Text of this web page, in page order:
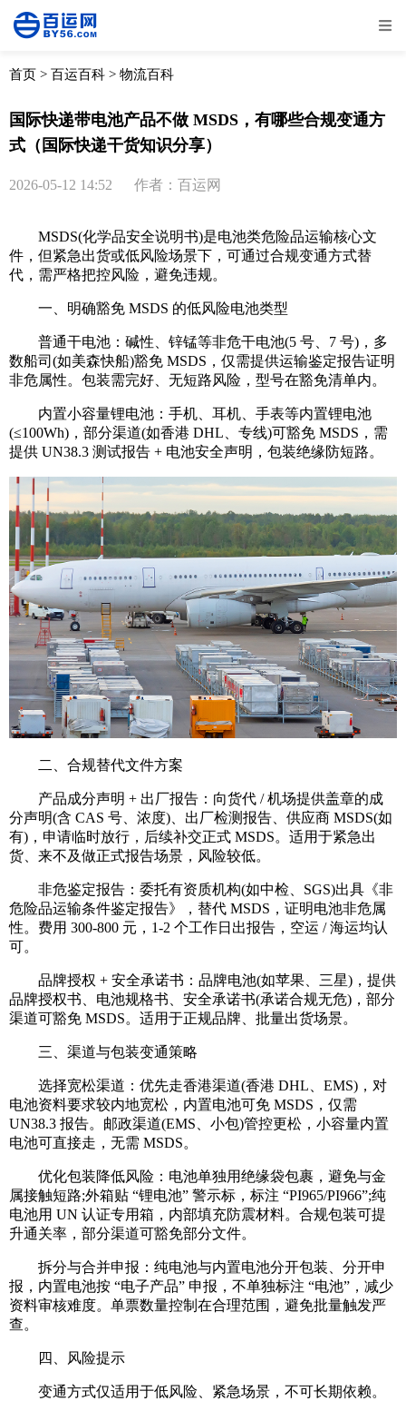
全部 物流资讯
取消
首页 > 百运百科 > 物流百科
国际快递带电池产品不做 MSDS，有哪些合规变通方
式（国际快递干货知识分享）
2026-05-12 14:52 作者：百运网
MSDS(化学品安全说明书)是电池类危险品运输核心文
件，但紧急出货或低风险场景下，可通过合规变通方式替
代，需严格把控风险，避免违规。
一、明确豁免 MSDS 的低风险电池类型
普通干电池：碱性、锌锰等非危干电池(5 号、7 号)，多
数船司(如美森快船)豁免 MSDS，仅需提供运输鉴定报告证明
非危属性。包装需完好、无短路风险，型号在豁免清单内。
内置小容量锂电池：手机、耳机、手表等内置锂电池
(≤100Wh)，部分渠道(如香港 DHL、专线)可豁免 MSDS，需
提供 UN38.3 测试报告 + 电池安全声明，包装绝缘防短路。
二、合规替代文件方案
产品成分声明 + 出厂报告：向货代 / 机场提供盖章的成
分声明(含 CAS 号、浓度)、出厂检测报告、供应商 MSDS(如
有)，申请临时放行，后续补交正式 MSDS。适用于紧急出
货、来不及做正式报告场景，风险较低。
非危鉴定报告：委托有资质机构(如中检、SGS)出具《非
危险品运输条件鉴定报告》，替代 MSDS，证明电池非危属
性。费用 300-800 元，1-2 个工作日出报告，空运 / 海运均认
可。
品牌授权 + 安全承诺书：品牌电池(如苹果、三星)，提供
品牌授权书、电池规格书、安全承诺书(承诺合规无危)，部分
渠道可豁免 MSDS。适用于正规品牌、批量出货场景。
三、渠道与包装变通策略
选择宽松渠道：优先走香港渠道(香港 DHL、EMS)，对
电池资料要求较内地宽松，内置电池可免 MSDS，仅需
UN38.3 报告。邮政渠道(EMS、小包)管控更松，小容量内置
电池可直接走，无需 MSDS。
优化包装降低风险：电池单独用绝缘袋包裹，避免与金
属接触短路;外箱贴 “锂电池” 警示标，标注 “PI965/PI966”;纯
电池用 UN 认证专用箱，内部填充防震材料。合规包装可提
升通关率，部分渠道可豁免部分文件。
拆分与合并申报：纯电池与内置电池分开包装、分开申
报，内置电池按 “电子产品” 申报，不单独标注 “电池”，减少
资料审核难度。单票数量控制在合理范围，避免批量触发严
查。
四、风险提示
变通方式仅适用于低风险、紧急场景，不可长期依赖。